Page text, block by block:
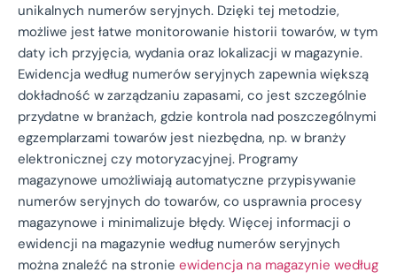
unikalnych numerów seryjnych. Dzięki tej metodzie,
możliwe jest łatwe monitorowanie historii towarów, w tym
daty ich przyjęcia, wydania oraz lokalizacji w magazynie.
Ewidencja według numerów seryjnych zapewnia większą
dokładność w zarządzaniu zapasami, co jest szczególnie
przydatne w branżach, gdzie kontrola nad poszczególnymi
egzemplarzami towarów jest niezbędna, np. w branży
elektronicznej czy motoryzacyjnej. Programy
magazynowe umożliwiają automatyczne przypisywanie
numerów seryjnych do towarów, co usprawnia procesy
magazynowe i minimalizuje błędy. Więcej informacji o
ewidencji na magazynie według numerów seryjnych
można znaleźć na stronie ewidencja na magazynie według